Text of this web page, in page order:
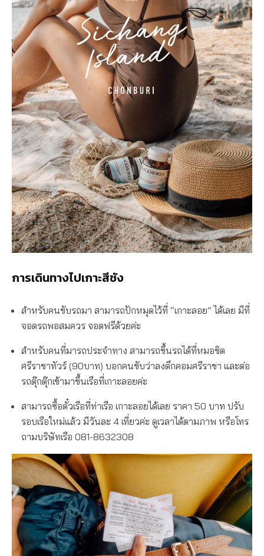
การเดินทางไปเกาะสีชัง
สำหรับคนขับรถมา สามารถปักหมุดไว้ที่ “เกาะลอย” ได้เลย มีที่
จอดรถพอสมควร จอดฟรีด้วยค่ะ
สำหรับคนที่มารถประจำทาง สามารถขึ้นรถได้ที่หมอชิต
ศรีราชาทัวร์ (90บาท) บอกคนขับว่าลงตึกคอมศรีราชา และต่อ
รถตุ๊กตุ๊กเข้ามาขึ้นเรือที่เกาะลอยค่ะ
สามารถซื้อตั๋วเรือที่ท่าเรือ เกาะลอยได้เลย ราคา 50 บาท ปรับ
รอบเรือใหม่แล้ว มีวันละ 4 เที่ยวค่ะ ดูเวลาได้ตามภาพ หรือโทร
ถามบริษัทเรือ 081-8632308